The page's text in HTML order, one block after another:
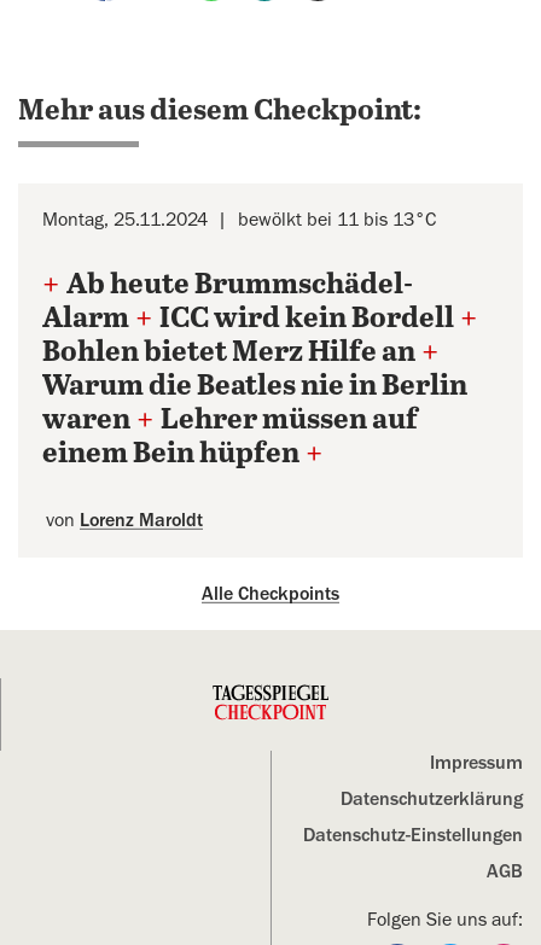
Mehr aus diesem Checkpoint:
Montag, 25.11.2024 bewölkt bei 11 bis 13°C
+ Ab heute Brummschädel-
Alarm + ICC wird kein Bordell +
Bohlen bietet Merz Hilfe an +
Warum die Beatles nie in Berlin
waren + Lehrer müssen auf
einem Bein hüpfen +
von Lorenz Maroldt
Alle Checkpoints
Impressum
Datenschutz­erklärung
Datenschutz-Einstellungen
AGB
Folgen Sie uns auf: